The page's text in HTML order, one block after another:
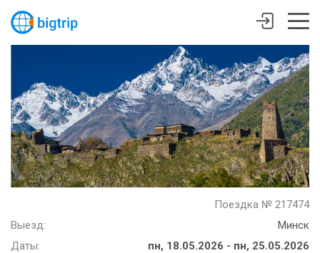
Поездка № 217474
Выезд:
Минск
Даты:
пн, 18.05.2026 - пн, 25.05.2026